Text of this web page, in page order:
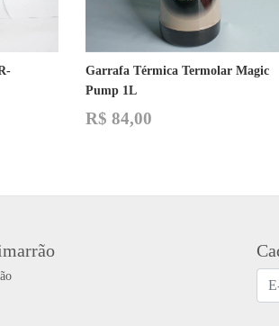
Garrafa Térmica Termolar Magic
Pump 1L
R$ 84,00